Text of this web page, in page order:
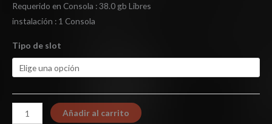
Requerido en Consola : 38.0 gb Libres
instalación : 1 Consola
Tipo de slot
Añadir al carrito